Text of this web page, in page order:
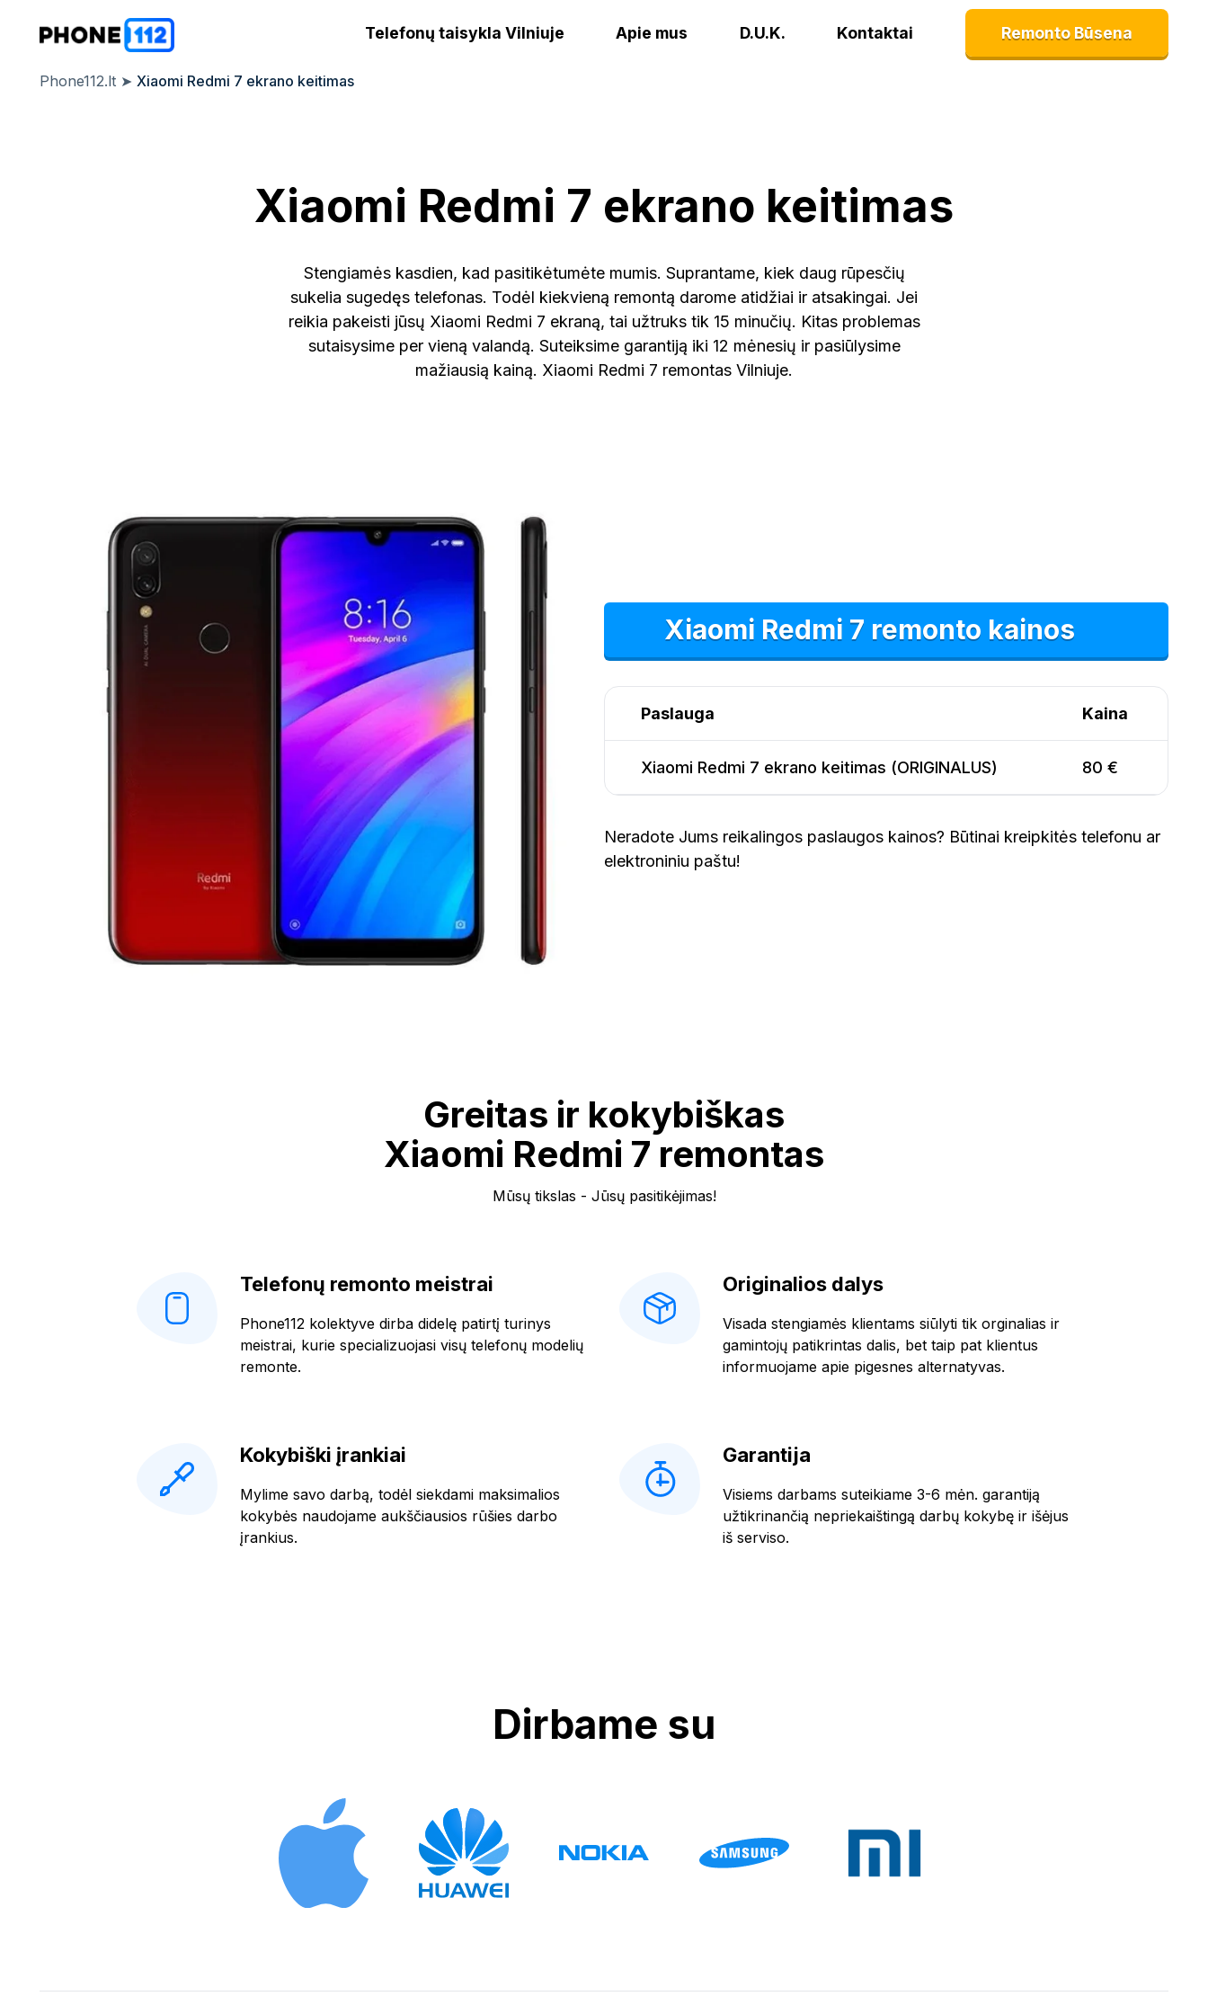
Telefonų taisykla Vilniuje Apie mus D.U.K. Kontaktai Remonto Būsena
Phone112.lt ➤ Xiaomi Redmi 7 ekrano keitimas
Xiaomi Redmi 7 ekrano keitimas
Stengiamės kasdien, kad pasitikėtumėte mumis. Suprantame, kiek daug rūpesčių
sukelia sugedęs telefonas. Todėl kiekvieną remontą darome atidžiai ir atsakingai. Jei
reikia pakeisti jūsų Xiaomi Redmi 7 ekraną, tai užtruks tik 15 minučių. Kitas problemas
sutaisysime per vieną valandą. Suteiksime garantiją iki 12 mėnesių ir pasiūlysime
mažiausią kainą. Xiaomi Redmi 7 remontas Vilniuje.
Xiaomi Redmi 7 remonto kainos
Paslauga Kaina
Xiaomi Redmi 7 ekrano keitimas (ORIGINALUS) 80 €
Neradote Jums reikalingos paslaugos kainos? Būtinai kreipkitės telefonu ar
elektroniniu paštu!
Greitas ir kokybiškas
Xiaomi Redmi 7 remontas
Mūsų tikslas - Jūsų pasitikėjimas!
Telefonų remonto meistrai
Phone112 kolektyve dirba didelę patirtį turinys
meistrai, kurie specializuojasi visų telefonų modelių
remonte.
Originalios dalys
Visada stengiamės klientams siūlyti tik orginalias ir
gamintojų patikrintas dalis, bet taip pat klientus
informuojame apie pigesnes alternatyvas.
Kokybiški įrankiai
Mylime savo darbą, todėl siekdami maksimalios
kokybės naudojame aukščiausios rūšies darbo
įrankius.
Garantija
Visiems darbams suteikiame 3-6 mėn. garantiją
užtikrinančią nepriekaištingą darbų kokybę ir išėjus
iš serviso.
Dirbame su